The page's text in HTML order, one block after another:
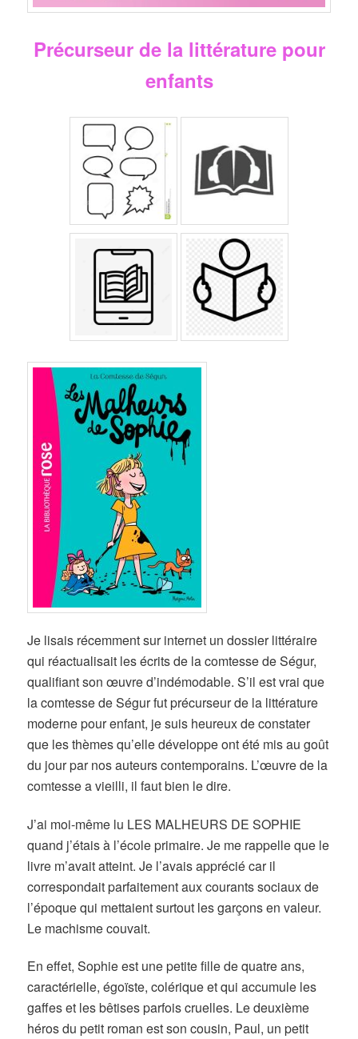
Précurseur de la littérature pour
enfants
Je lisais récemment sur internet un dossier littéraire
qui réactualisait les écrits de la comtesse de Ségur,
qualifiant son œuvre d’indémodable. S’il est vrai que
la comtesse de Ségur fut précurseur de la littérature
moderne pour enfant, je suis heureux de constater
que les thèmes qu’elle développe ont été mis au goût
du jour par nos auteurs contemporains. L’œuvre de la
comtesse a vieilli, il faut bien le dire.
J’ai moi-même lu LES MALHEURS DE SOPHIE
quand j’étais à l’école primaire. Je me rappelle que le
livre m’avait atteint. Je l’avais apprécié car il
correspondait parfaitement aux courants sociaux de
l’époque qui mettaient surtout les garçons en valeur.
Le machisme couvait.
En effet, Sophie est une petite fille de quatre ans,
caractérielle, égoïste, colérique et qui accumule les
gaffes et les bêtises parfois cruelles. Le deuxième
héros du petit roman est son cousin, Paul, un petit